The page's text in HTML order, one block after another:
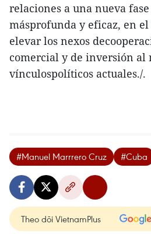
relaciones a una nueva
másprofunda y eficaz, en
elevar los nexos
comercial y de inversión al
vínculospolíticos actuales./.
#Manuel Marrrero Cruz #Cuba
Theo dõi VietnamPlus